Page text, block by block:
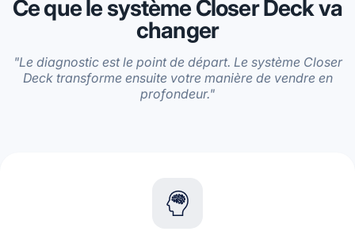
Ce que le système Closer Deck va
changer
"Le diagnostic est le point de départ. Le système Closer
Deck transforme ensuite votre manière de vendre en
profondeur."